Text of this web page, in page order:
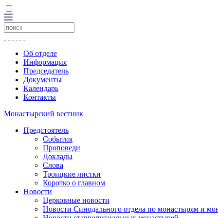
Об отделе
Информация
Председатель
Документы
Календарь
Контакты
Монастырский вестник
Предстоятель
События
Проповеди
Доклады
Слова
Троицкие листки
Коротко о главном
Новости
Церковные новости
Новости Синодального отдела по монастырям и